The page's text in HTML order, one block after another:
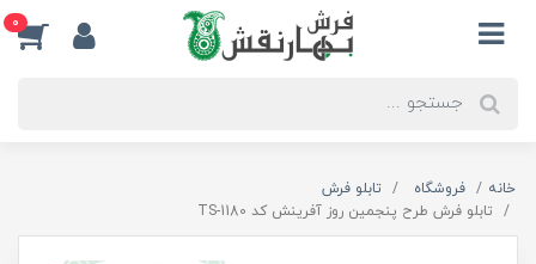
0
خانه فروشگاه
تابلو فرش
تابلو فرش طرح پنجمین روز آفرینش کد TS-1180